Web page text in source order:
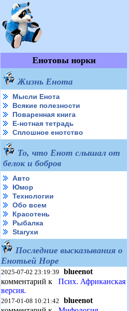
Енотовы норки
Жизнь Енота
Мысли Енота
Всякие полезности
Поваренная книга
Е-нотная тетрадь
Сплошное енотство
То, что Енот слышал от
белок и бобров
Авто
Юмор
Технологии
Обо всем
Красотень
Рыбалка
Starухи
Последние высказывания о
Енотьей Норе
2025-07-02 23:19:39 blueenot
комментарий к Псих. Африканская
версия.
2017-01-08 10:21:42 blueenot